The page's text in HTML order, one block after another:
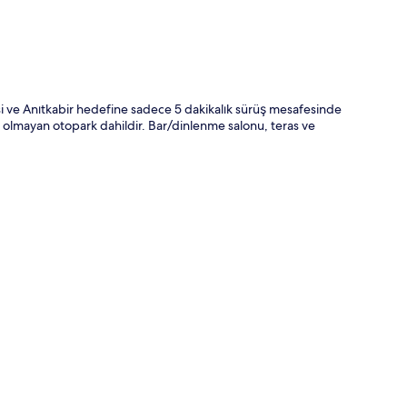
Anıtkabir hedefine sadece 5 dakikalık sürüş mesafesinde
otopark dahildir. Bar/dinlenme salonu, teras ve